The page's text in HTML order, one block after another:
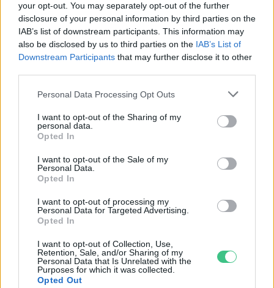
your opt-out. You may separately opt-out of the further
disclosure of your personal information by third parties on the
IAB’s list of downstream participants. This information may
also be disclosed by us to third parties on the IAB’s List of
Downstream Participants that may further disclose it to other
Personal Data Processing Opt Outs
I want to opt-out of the Sharing of my
personal data.
Opted In
I want to opt-out of the Sale of my
Personal Data.
Opted In
I want to opt-out of processing my
Personal Data for Targeted Advertising.
Opted In
I want to opt-out of Collection, Use,
Retention, Sale, and/or Sharing of my
Personal Data that Is Unrelated with the
Purposes for which it was collected.
Opted Out
Szöllősi Gáborral, a Gardenfutura ügyvezetőjével beszélgettünk.
Történelmi aszály sújtja Nagy-
Elképesztő felvétel mutatja meg,
mekkora a különbség az áradó és a
kiszáradó Duna között